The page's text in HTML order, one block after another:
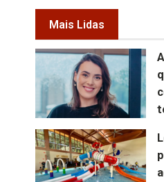
Mais Lidas